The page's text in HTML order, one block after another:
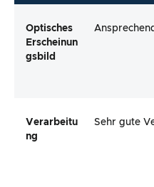
Optisches
Erscheinun
gsbild
Verarbeitu
ng
Sehr gute